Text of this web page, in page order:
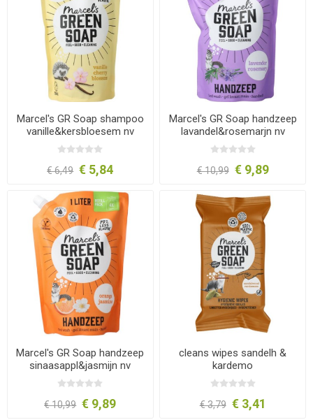
Marcel's GR Soap shampoo
vanille&kersbloesem nv
500ml
€ 6,49 € 5,84
Marcel's GR Soap handzeep
lavandel&rosemarjn nv
1000ml
€ 10,99 € 9,89
Marcel's GR Soap handzeep
sinaasappl&jasmijn nv
1000ml
€ 10,99 € 9,89
cleans wipes sandelh &
kardemo
€ 3,79 € 3,41